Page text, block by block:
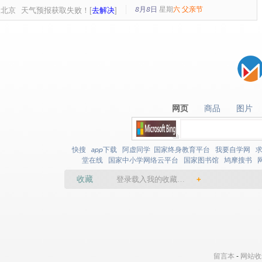
北京 天气预报获取失败！[去解决] 8月8日 星期六 父亲节
网页
网页 商品
商品 图片
图片
快搜 app下载 阿虚同学 国家终身教育平台 我要自学网
堂在线
国家中小学网络云平台 国家图书馆 鸠摩搜书
收藏 登录载入我的收藏… +
留言本 - 网站